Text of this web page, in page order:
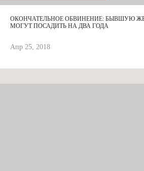
ОКОНЧАТЕЛЬНОЕ ОБВИНЕНИЕ: БЫВШУЮ
МОГУТ ПОСАДИТЬ НА ДВА ГОДА
Апр 25, 2018